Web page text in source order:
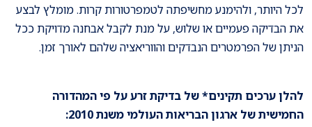
לכל היותר, ולהימנע מחשיפתה לטמפרטורות קרות. מומלץ לבצע
את הבדיקה פעמיים או שלוש, על מנת לקבל אבחנה מדויקת ככל
הניתן של הפרמטרים הנבדקים והווריאציה שלהם לאורך זמן.
להלן ערכים תקינים* של בדיקת זרע על פי המהדורה
החמישית של ארגון הבריאות העולמי משנת 2010: